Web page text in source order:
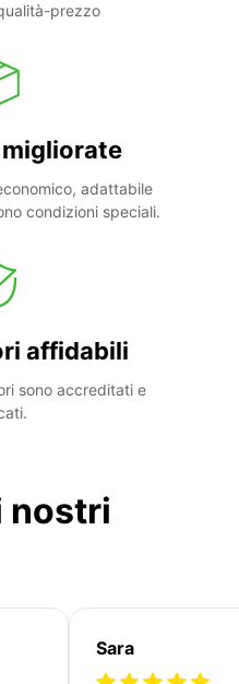
prezzo
adattabile
condizioni speciali.
affidabili
sono accreditati e
nostri
Sara